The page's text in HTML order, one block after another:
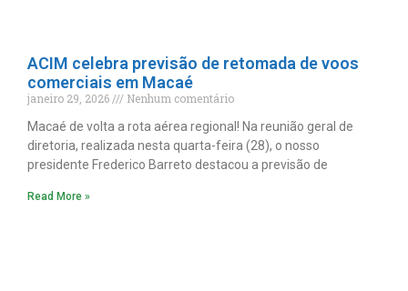
ACIM celebra previsão de retomada de voos
comerciais em Macaé
janeiro 29, 2026
Nenhum comentário
Macaé de volta a rota aérea regional! Na reunião geral de
diretoria, realizada nesta quarta-feira (28), o nosso
presidente Frederico Barreto destacou a previsão de
Read More »